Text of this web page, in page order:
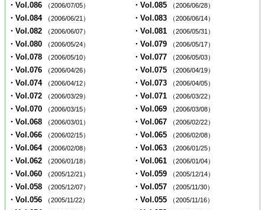
・Vol.086 （2006/07/05） ・Vol.085 （2006/06/28）
・Vol.084 （2006/06/21） ・Vol.083 （2006/06/14）
・Vol.082 （2006/06/07） ・Vol.081 （2006/05/31）
・Vol.080 （2006/05/24） ・Vol.079 （2006/05/17）
・Vol.078 （2006/05/10） ・Vol.077 （2006/05/03）
・Vol.076 （2006/04/26） ・Vol.075 （2006/04/19）
・Vol.074 （2006/04/12） ・Vol.073 （2006/04/05）
・Vol.072 （2006/03/29） ・Vol.071 （2006/03/22）
・Vol.070 （2006/03/15） ・Vol.069 （2006/03/08）
・Vol.068 （2006/03/01） ・Vol.067 （2006/02/22）
・Vol.066 （2006/02/15） ・Vol.065 （2006/02/08）
・Vol.064 （2006/02/08） ・Vol.063 （2006/01/25）
・Vol.062 （2006/01/18） ・Vol.061 （2006/01/04）
・Vol.060 （2005/12/21） ・Vol.059 （2005/12/14）
・Vol.058 （2005/12/07） ・Vol.057 （2005/11/30）
・Vol.056 （2005/11/22） ・Vol.055 （2005/11/16）